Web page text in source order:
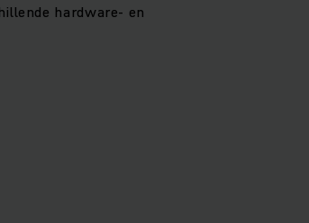
hardware- en